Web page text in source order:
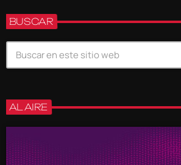
BUSCAR
AL AIRE